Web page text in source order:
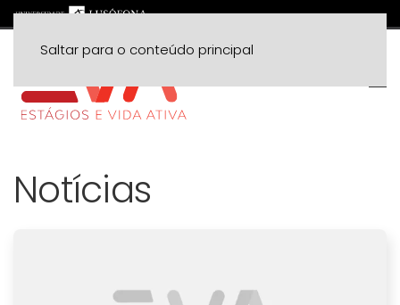
Saltar para o conteúdo principal
Notícias